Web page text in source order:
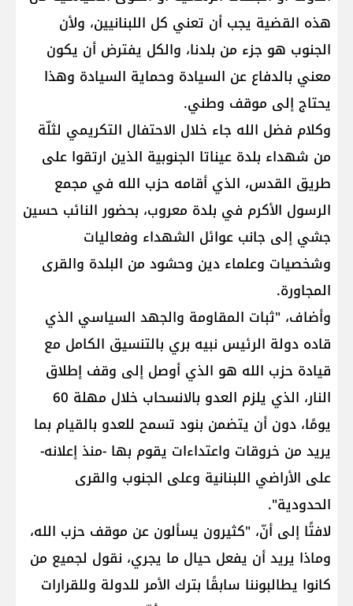
هذه القضية يجب أن تعني كل اللبنانيين، ولأن
الجنوب هو جزء من بلدنا، والكل يفترض أن يكون
معني بالدفاع عن السيادة وحماية السيادة وهذا
يحتاج إلى موقف وطني.
وكلام فضل الله جاء خلال الاحتفال التكريمي لثلّة
من شهداء بلدة عيناتا الجنوبية الذين ارتقوا على
طريق القدس، الذي أقامه حزب الله في مجمع
الرسول الأكرم في بلدة معروب، بحضور النائب حسين
جشي إلى جانب عوائل الشهداء وفعاليات
وشخصيات وعلماء دين وحشود من البلدة والقرى
المجاورة.
وأضاف، "ثبات المقاومة والجهد السياسي الذي
قاده دولة الرئيس نبيه بري بالتنسيق الكامل مع
قيادة حزب الله هو الذي أوصل إلى وقف إطلاق
النار، الذي يلزم العدو بالانسحاب خلال مهلة 60
يومًا، دون أن يتضمن بنود تسمح للعدو بالقيام بما
يريد من خروقات واعتداءات يقوم بها -منذ إعلانه-
على الأراضي اللبنانية وعلى الجنوب والقرى
الحدودية".
لافتًا إلى أنّ، "كثيرون يسألون عن موقف حزب الله،
وماذا يريد أن يفعل حيال ما يجري، نقول لجميع من
كانوا يطالبوننا سابقًا بترك الأمر للدولة وللقرارات